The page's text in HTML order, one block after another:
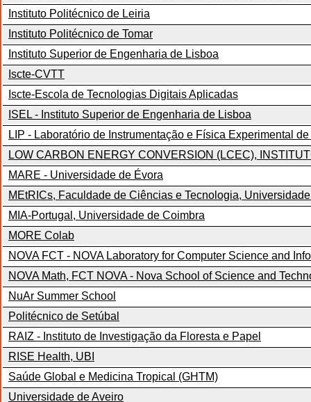
Instituto Politécnico de Leiria
Instituto Politécnico de Tomar
Instituto Superior de Engenharia de Lisboa
Iscte-CVTT
Iscte-Escola de Tecnologias Digitais Aplicadas
ISEL - Instituto Superior de Engenharia de Lisboa
LIP - Laboratório de Instrumentação e Física Experimental
LOW CARBON ENERGY CONVERSION (LCEC),
MARE - Universidade de Évora
MEtRICs, Faculdade de Ciências e Tecnologia,
MIA-Portugal, Universidade de Coimbra
MORE Colab
NOVA FCT - NOVA Laboratory for Computer Science and
NOVA Math, FCT NOVA - Nova School of Science and
NuAr Summer School
Politécnico de Setúbal
RAIZ - Instituto de Investigação da Floresta e Papel
RISE Health, UBI
Saúde Global e Medicina Tropical (GHTM)
Universidade de Aveiro